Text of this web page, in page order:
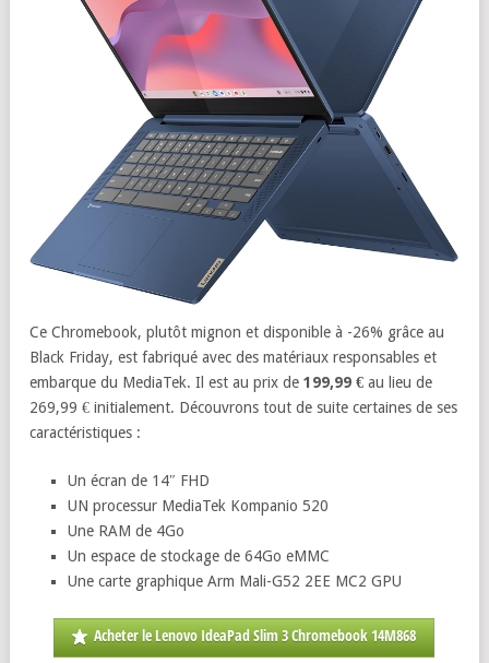
Ce Chromebook, plutôt mignon et disponible à -26% grâce au
Black Friday, est fabriqué avec des matériaux responsables et
embarque du MediaTek. Il est au prix de 199,99 € au lieu de
269,99 € initialement. Découvrons tout de suite certaines de ses
caractéristiques :
Un écran de 14″ FHD
UN processur MediaTek Kompanio 520
Une RAM de 4Go
Un espace de stockage de 64Go eMMC
Une carte graphique Arm Mali-G52 2EE MC2 GPU
Acheter le Lenovo IdeaPad Slim 3 Chromebook 14M868